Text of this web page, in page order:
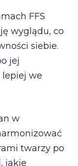
FFS
wyglądu, co
siebie.
jej
lepiej we
w
twarzy po
jakie